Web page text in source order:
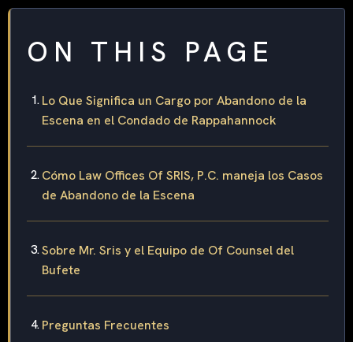
ON THIS PAGE
Lo Que Significa un Cargo por Abandono de la
Escena en el Condado de Rappahannock
Cómo Law Offices Of SRIS, P.C. maneja los Casos
de Abandono de la Escena
Sobre Mr. Sris y el Equipo de Of Counsel del
Bufete
Preguntas Frecuentes